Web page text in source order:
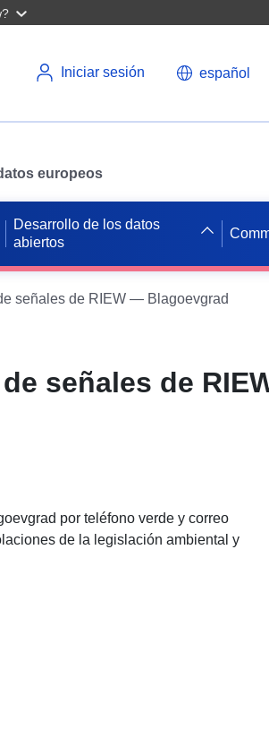
Iniciar sesión español
europeos
Desarrollo de los datos
abiertos
señales de RIEW — Blagoevgrad
señales de
por teléfono verde y correo
de la legislación ambiental y